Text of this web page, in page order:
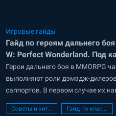
которого и будут играть — Вуконга,
Божественного...
Игровые гайды
Гайд по героям дальнего
W: Perfect Wonderland. Под
их стоит выбирать и почему
Герои дальнего боя в MMORPG
выполняют роли дэмэдж-
саппортов. В первом случае их
характеристики заточены под
большого урона, а во втором —
Советы и хитрости Гайд по классам